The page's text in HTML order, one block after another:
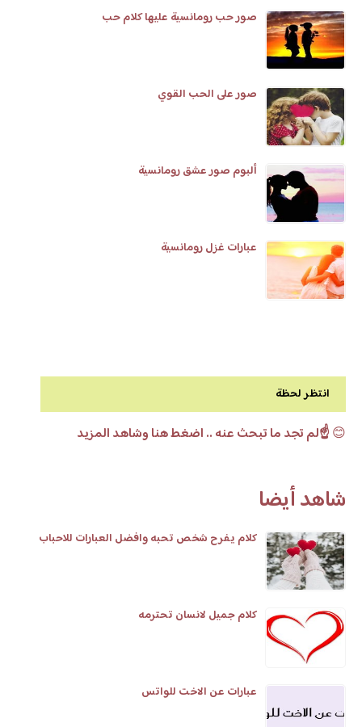
صور حب رومانسية عليها كلام حب
صور على الحب القوي
ألبوم صور عشق رومانسية
عبارات غزل رومانسية
انتظر لحظة
😊☝️لم تجد ما تبحث عنه .. اضغط هنا وشاهد المزيد
شاهد أيضا
كلام يفرح شخص تحبه وافضل العبارات للاحباب
كلام جميل لانسان تحترمه
عبارات عن الاخت للواتس